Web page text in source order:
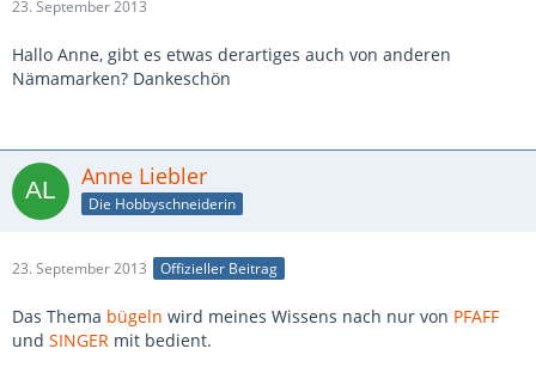
23. September 2013
Hallo Anne, gibt es etwas derartiges auch von anderen
Nämamarken? Dankeschön
Anne Liebler
Die Hobbyschneiderin
23. September 2013 Offizieller Beitrag
Das Thema bügeln wird meines Wissens nach nur von PFAFF
und SINGER mit bedient.